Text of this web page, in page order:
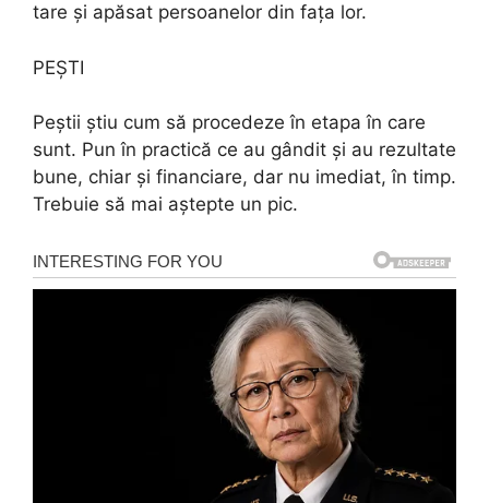
tare și apăsat persoanelor din fața lor.
PEȘTI
Peștii știu cum să procedeze în etapa în care
sunt. Pun în practică ce au gândit și au rezultate
bune, chiar și financiare, dar nu imediat, în timp.
Trebuie să mai aștepte un pic.